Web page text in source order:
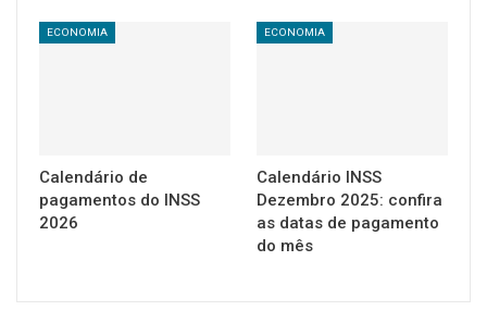
ECONOMIA
Calendário de
pagamentos do INSS
2026
ECONOMIA
Calendário INSS
Dezembro 2025: confira
as datas de pagamento
do mês